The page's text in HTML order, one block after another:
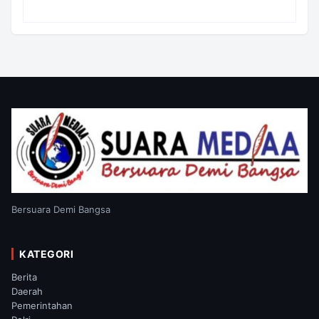
Bersuara Demi Bangsa
KATEGORI
Berita
Daerah
Pemerintahan